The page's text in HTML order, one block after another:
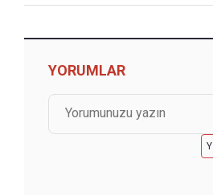
YORUMLAR